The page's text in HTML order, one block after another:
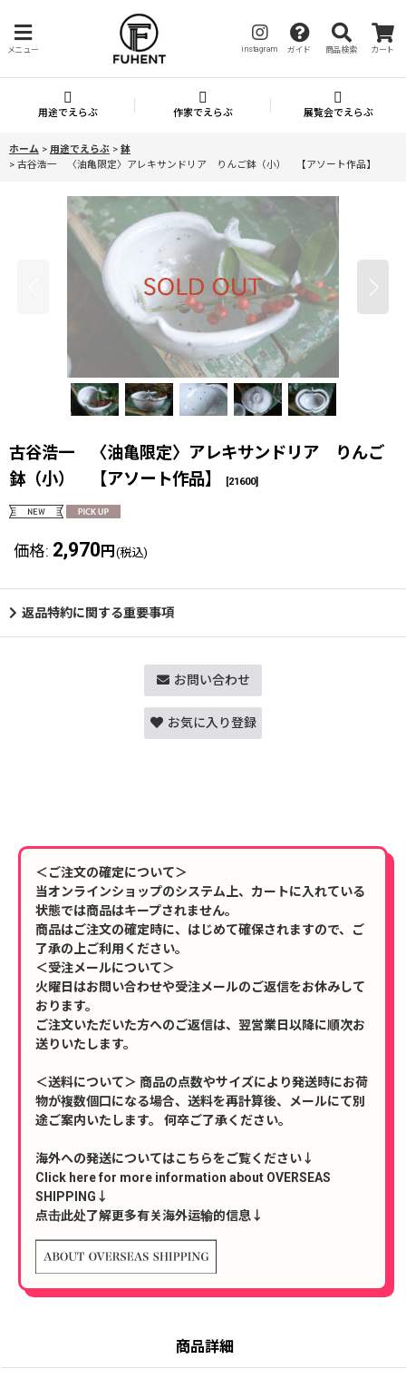
メニュー instagram ガイド 商品検索 カート
用途でえらぶ 作家でえらぶ 展覧会でえらぶ
ホーム > 用途でえらぶ > 鉢
> 古谷浩一 〈油亀限定〉アレキサンドリア りんご鉢（小） 【アソート作品】
古谷浩一 〈油亀限定〉アレキサンドリア りんご
鉢（小） 【アソート作品】
[21600]
価格: 2,970 円 (税込)
返品特約に関する重要事項
お問い合わせ
お気に入り登録
＜ご注文の確定について＞
当オンラインショップのシステム上、カートに入れている
状態では商品はキープされません。
商品はご注文の確定時に、はじめて確保されますので、ご
了承の上ご利用ください。
＜受注メールについて＞
火曜日はお問い合わせや受注メールのご返信をお休みして
おります。
ご注文いただいた方へのご返信は、翌営業日以降に順次お
送りいたします。
＜送料について＞ 商品の点数やサイズにより発送時にお荷
物が複数個口になる場合、送料を再計算後、メールにて別
途ご案内いたします。 何卒ご了承ください。
海外への発送についてはこちらをご覧ください↓
Click here for more information about OVERSEAS
SHIPPING↓
点击此处了解更多有关海外运输的信息↓
商品詳細